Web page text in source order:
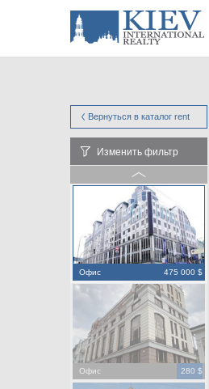
Вернуться в каталог rent
Изменить фильтр
Офис 475 000 $
Офис 280 $